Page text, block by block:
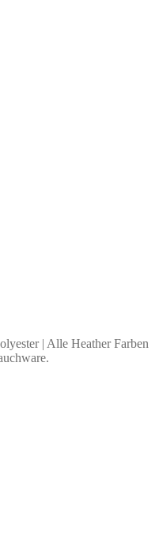
| Alle Heather Farben